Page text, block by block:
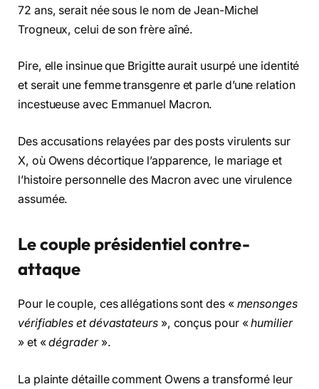
72 ans, serait née sous le nom de Jean-Michel
Trogneux, celui de son frère aîné.
Pire, elle insinue que Brigitte aurait usurpé une identité
et serait une femme transgenre et parle d’une relation
incestueuse avec Emmanuel Macron.
Des accusations relayées par des posts virulents sur
X, où Owens décortique l’apparence, le mariage et
l’histoire personnelle des Macron avec une virulence
assumée.
Le couple présidentiel contre-
attaque
Pour le couple, ces allégations sont des « mensonges
vérifiables et dévastateurs», conçus pour «humilier
» et «dégrader ».
La plainte détaille comment Owens a transformé leur